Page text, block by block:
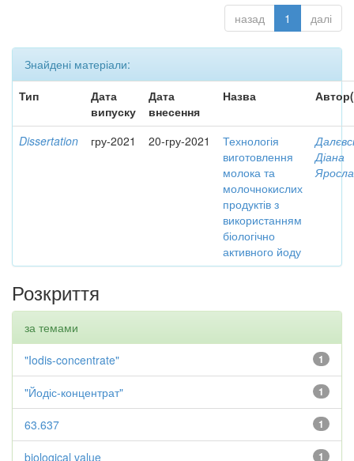
назад 1 далі
Знайдені матеріали:
Тип
Дата
випуску
Дата
внесення
Назва
Dissertation гру-2021 20-гру-2021
Технологія
виготовлення
молока та
молочнокислих
продуктів з
використанням
біологічно
активного йоду
Діана
Розкриття
за темами
1
"Iodis-concentrate"
1
"Йодіс-концентрат"
1
63.637
1
biological value